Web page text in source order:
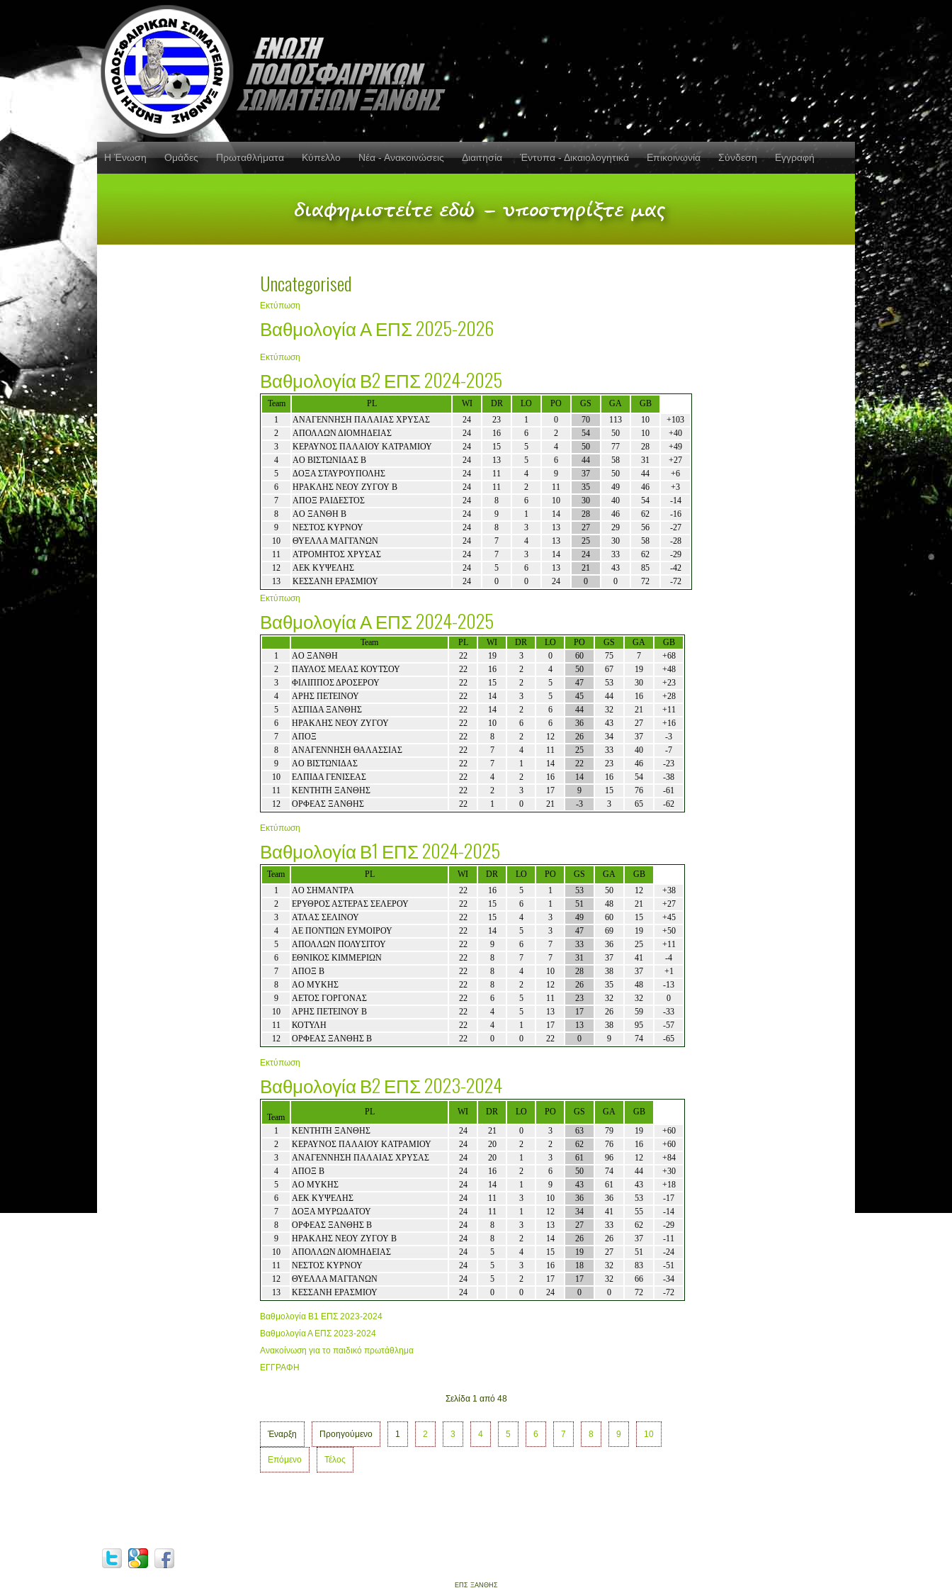
Η Ένωση Ομάδες Πρωταθλήματα Κύπελλο Νέα - Ανακοινώσεις Διαιτησία Έντυπα - Δικαιολογητικά Επικοινωνία Σύνδεση Εγγραφή
Uncategorised
Εκτύπωση
Βαθμολογία Α ΕΠΣ 2025-2026
Εκτύπωση
Βαθμολογία Β2 ΕΠΣ 2024-2025
Team PL WI DR LO PO GS GA
GB
1
ΑΝΑΓΕΝΝΗΣΗ ΠΑΛΑΙΑΣ ΧΡΥΣΑΣ 24 23 1 0 70 113 10
+103
2
ΑΠΟΛΛΩΝ ΔΙΟΜΗΔΕΙΑΣ 24 16 6 2 54 50 10
+40
3
ΚΕΡΑΥΝΟΣ ΠΑΛΑΙΟΥ ΚΑΤΡΑΜΙΟΥ 24 15 5 4 50 77 28
+49
4
ΑΟ ΒΙΣΤΩΝΙΔΑΣ Β 24 13 5 6 44 58 31
+27
5
ΔΟΞΑ ΣΤΑΥΡΟΥΠΟΛΗΣ 24 11 4 9 37 50 44
+6
6
ΗΡΑΚΛΗΣ ΝΕΟΥ ΖΥΓΟΥ Β 24 11 2 11 35 49 46
+3
7
ΑΠΟΞ ΡΑΙΔΕΣΤΟΣ 24 8 6 10 30 40 54
-14
8
ΑΟ ΞΑΝΘΗ Β 24 9 1 14 28 46 62
-16
9
ΝΕΣΤΟΣ ΚΥΡΝΟΥ 24 8 3 13 27 29 56
-27
10
ΘΥΕΛΛΑ ΜΑΓΓΑΝΩΝ 24 7 4 13 25 30 58
-28
11
ΑΤΡΟΜΗΤΟΣ ΧΡΥΣΑΣ 24 7 3 14 24 33 62
-29
12
ΑΕΚ ΚΥΨΕΛΗΣ 24 5 6 13 21 43 85
-42
13
ΚΕΣΣΑΝΗ ΕΡΑΣΜΙΟΥ 24 0 0 24 0 0 72
-72
Εκτύπωση
Βαθμολογία Α ΕΠΣ 2024-2025
Team PL WI DR LO PO GS GA
GB
1
ΑΟ ΞΑΝΘΗ 22 19 3 0 60 75 7
+68
2
ΠΑΥΛΟΣ ΜΕΛΑΣ ΚΟΥΤΣΟΥ 22 16 2 4 50 67 19
+48
3
ΦΙΛΙΠΠΟΣ ΔΡΟΣΕΡΟΥ 22 15 2 5 47 53 30
+23
4
ΑΡΗΣ ΠΕΤΕΙΝΟΥ 22 14 3 5 45 44 16
+28
5
ΑΣΠΙΔΑ ΞΑΝΘΗΣ 22 14 2 6 44 32 21
+11
6
ΗΡΑΚΛΗΣ ΝΕΟΥ ΖΥΓΟΥ 22 10 6 6 36 43 27
+16
7
ΑΠΟΞ 22 8 2 12 26 34 37
-3
8
ΑΝΑΓΕΝΝΗΣΗ ΘΑΛΑΣΣΙΑΣ 22 7 4 11 25 33 40
-7
9
ΑΟ ΒΙΣΤΩΝΙΔΑΣ 22 7 1 14 22 23 46
-23
10
ΕΛΠΙΔΑ ΓΕΝΙΣΕΑΣ 22 4 2 16 14 16 54
-38
11
ΚΕΝΤΗΤΗ ΞΑΝΘΗΣ 22 2 3 17 9 15 76
-61
12
ΟΡΦΕΑΣ ΞΑΝΘΗΣ 22 1 0 21 -3 3 65 -62
Εκτύπωση
Βαθμολογία Β1 ΕΠΣ 2024-2025
Team PL WI DR LO PO GS GA
GB
1
ΑΟ ΣΗΜΑΝΤΡΑ 22 16 5 1 53 50 12
+38
2
ΕΡΥΘΡΟΣ ΑΣΤΕΡΑΣ ΣΕΛΕΡΟΥ 22 15 6 1 51 48 21
+27
3
ΑΤΛΑΣ ΣΕΛΙΝΟΥ 22 15 4 3 49 60 15
+45
4
ΑΕ ΠΟΝΤΙΩΝ ΕΥΜΟΙΡΟΥ 22 14 5 3 47 69 19
+50
5
ΑΠΟΛΛΩΝ ΠΟΛΥΣΙΤΟΥ 22 9 6 7 33 36 25
+11
6
ΕΘΝΙΚΟΣ ΚΙΜΜΕΡΙΩΝ 22 8 7 7 31 37 41
-4
7
ΑΠΟΞ Β 22 8 4 10 28 38 37
+1
8
ΑΟ ΜΥΚΗΣ 22 8 2 12 26 35 48
-13
9
ΑΕΤΟΣ ΓΟΡΓΟΝΑΣ 22 6 5 11 23 32 32
0
10
ΑΡΗΣ ΠΕΤΕΙΝΟΥ Β 22 4 5 13 17 26 59
-33
11
ΚΟΤΥΛΗ 22 4 1 17 13 38 95
-57
12
ΟΡΦΕΑΣ ΞΑΝΘΗΣ Β 22 0 0 22 0 9 74 -65
Εκτύπωση
Βαθμολογία Β2 ΕΠΣ 2023-2024
Team
PL WI DR LO PO GS GA
GB
1
ΚΕΝΤΗΤΗ ΞΑΝΘΗΣ 24 21 0 3 63 79 19
+60
2
ΚΕΡΑΥΝΟΣ ΠΑΛΑΙΟΥ ΚΑΤΡΑΜΙΟΥ 24 20 2 2 62 76 16
+60
3
ΑΝΑΓΕΝΝΗΣΗ ΠΑΛΑΙΑΣ ΧΡΥΣΑΣ 24 20 1 3 61 96 12
+84
4
ΑΠΟΞ Β 24 16 2 6 50 74 44
+30
5
ΑΟ ΜΥΚΗΣ 24 14 1 9 43 61 43
+18
6
ΑΕΚ ΚΥΨΕΛΗΣ 24 11 3 10 36 36 53
-17
7
ΔΟΞΑ ΜΥΡΩΔΑΤΟΥ 24 11 1 12 34 41 55
-14
8
ΟΡΦΕΑΣ ΞΑΝΘΗΣ Β 24 8 3 13 27 33 62
-29
9
ΗΡΑΚΛΗΣ ΝΕΟΥ ΖΥΓΟΥ Β 24 8 2 14 26 26 37
-11
10
ΑΠΟΛΛΩΝ ΔΙΟΜΗΔΕΙΑΣ 24 5 4 15 19 27 51
-24
11
ΝΕΣΤΟΣ ΚΥΡΝΟΥ 24 5 3 16 18 32 83
-51
12
ΘΥΕΛΛΑ ΜΑΓΓΑΝΩΝ 24 5 2 17 17 32 66
-34
13
ΚΕΣΣΑΝΗ ΕΡΑΣΜΙΟΥ 24 0 0 24 0 0 72 -72
Βαθμολογία Β1 ΕΠΣ 2023-2024
Βαθμολογία Α ΕΠΣ 2023-2024
Ανακοίνωση για το παιδικό πρωτάθλημα
ΕΓΓΡΑΦΗ
Σελίδα 1 από 48
Έναρξη Προηγούμενο 1 2 3 4 5 6 7 8 9 10
Επόμενο Τέλος
ΕΠΣ ΞΑΝΘΗΣ